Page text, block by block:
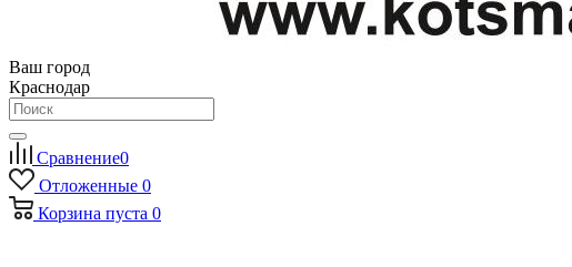
Ваш город
Краснодар
Сравнение0
Отложенные 0
Корзина пуста 0